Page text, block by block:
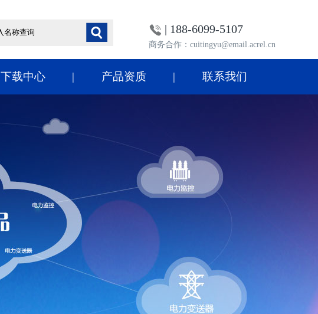
| 188-6099-5107
商务合作：cuitingyu@email.acrel.cn
下载中心 产品资质 联系我们